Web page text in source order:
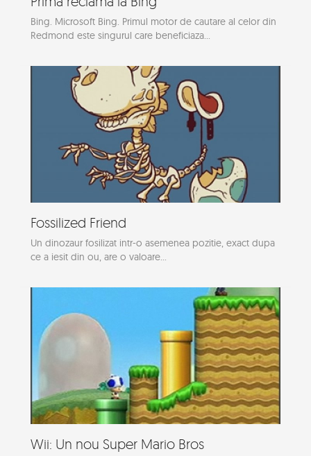
Bing. Microsoft Bing. Primul motor de cautare al celor din
Redmond este singurul care beneficiaza...
Fossilized Friend
Un dinozaur fosilizat intr-o asemenea pozitie, exact dupa
ce a iesit din ou, are o valoare...
Wii: Un nou Super Mario Bros